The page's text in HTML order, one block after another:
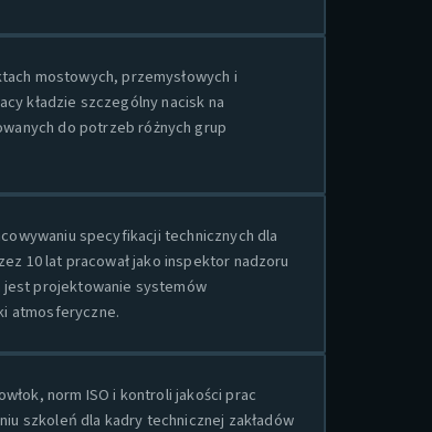
mostowych, przemysłowych i
kładzie szczególny nacisk na
do potrzeb różnych grup
specyfikacji technicznych dla
10 lat pracował jako inspektor nadzoru
jest projektowanie systemów
atmosferyczne.
norm ISO i kontroli jakości prac
szkoleń dla kadry technicznej zakładów